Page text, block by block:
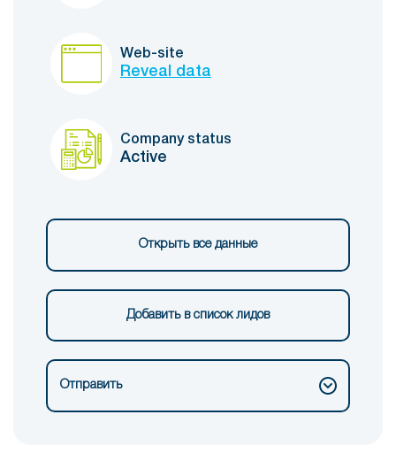
Web-site
Reveal data
Company status
Active
Открыть все данные
Добавить в список лидов
Отправить